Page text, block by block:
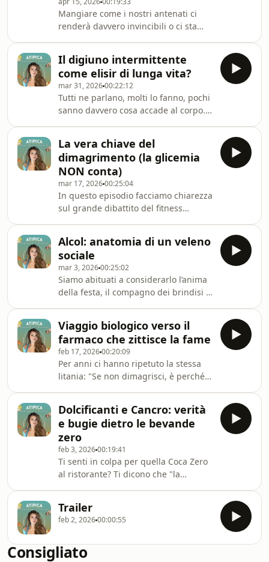
volontà", sono i tuoi ormoni che
fluttuano :)In questo episodio
esploriamo il viaggio incredibile che il
corpo femminile compie ogni mese e
nelle grandi transizion
Mangiare come i nostri antenati ci
renderà davvero invincibili o ci sta
smontiamo il mito della Carnivore Diet
e analizziamo il lato oscuro
dell'influencer marketing "ancestrale".
Parliamo di come il confine tra
"biohacking" e disturbo alimentare
sia diventato pericolosamente sottile
e sbugiardiamo i falsi miti di chi
ruggisce sui social,
Il digiuno intermittente
come elisir di lunga vita?
mar 31, 202600:22:12
Tutti ne parlano, molti lo fanno, pochi
sanno davvero cosa accade al corpo.
quell’elisjr di lunga vita che ci
promettono i titoli dei giornali?
Seguimi su IG: @dietistaatipica
La vera chiave del
dimagrimento (la glicemia
NON conta)
mar 17, 202600:25:04
In questo episodio facciamo chiarezza
sul grande dibattito del fitness
perché, nonostante il marketing punti
tutto sull'insulina, il deficit calorico
rimanga l'unico vero motore della
perdita di grasso.Mi trovi anche su IG:
@dietistaatipica
Alcol: anatomia di un veleno
sociale
mar 3, 202600:25:02
Siamo abituati a considerarlo l’anima
della festa, il compagno dei brindisi e
se guardassimo l'alcol senza il filtro
della tradizione? In questo episodio,
smontiamo il mito del "bicchiere che
fa bene al cuore" per analizzare la
nuda realtà biochimica: quella di un
cancerogeno di Gruppo 1 che la
società ha deciso di rendere invisib
Viaggio biologico verso il
farmaco che zittisce la fame
feb 17, 202600:20:09
Per anni ci hanno ripetuto la stessa
litania: "Se non dimagrisci, è perché
grandi menzogne della società
moderna?In questa puntata
analizziamo la rivoluzione silenziosa
che sta avvenendo nelle farmacie di
tutto il mondo. Non parliamo di una
semplice pillola, ma di una siringa
capace di zittire la fame con un
"click". Ma per cap
Dolcificanti e Cancro: verità
e bugie dietro le bevande
zero
feb 3, 202600:19:41
Ti senti in colpa per quella Coca Zero
al ristorante? Ti dicono che "la
questo primo dossier scoperchiamo il
caso Aspartame: dallo scandalo dello
classificazione dell'OMS. Entriamo nei
Trailer
feb 2, 202600:00:55
Consigliato